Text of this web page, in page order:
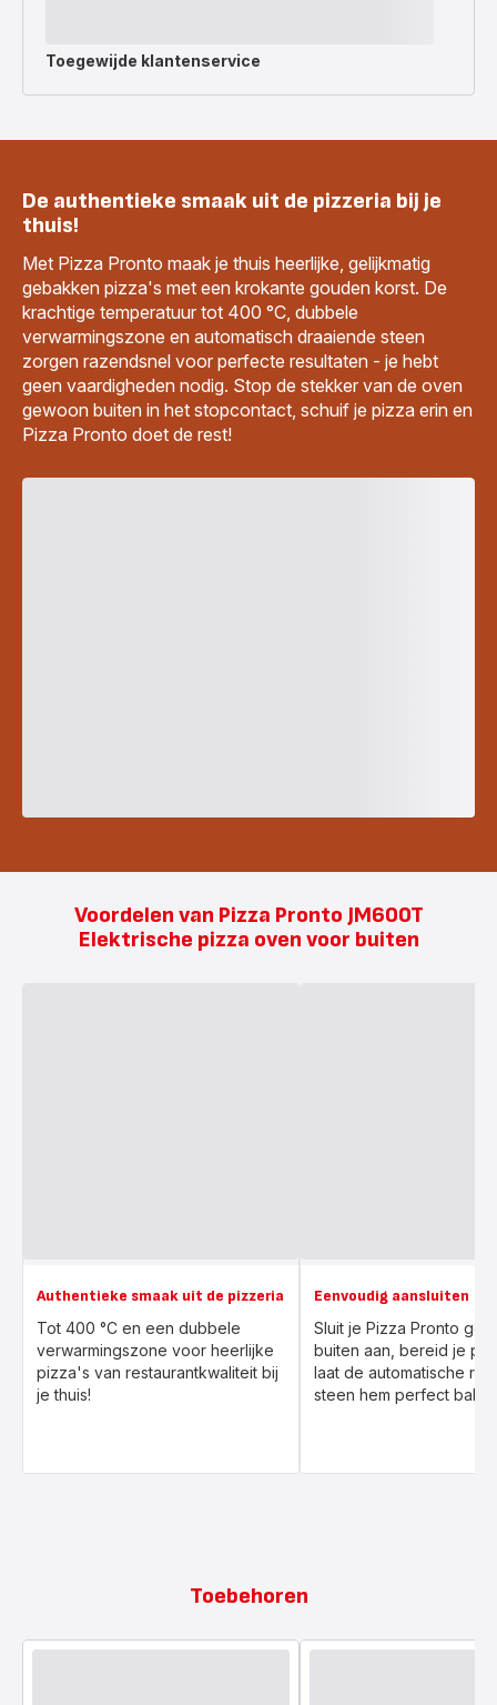
Toegewijde klantenservice
De authentieke smaak uit de pizzeria bij je
thuis!
Met Pizza Pronto maak je thuis heerlijke, gelijkmatig
gebakken pizza's met een krokante gouden korst. De
krachtige temperatuur tot 400 °C, dubbele
verwarmingszone en automatisch draaiende steen
zorgen razendsnel voor perfecte resultaten - je hebt
geen vaardigheden nodig. Stop de stekker van de oven
gewoon buiten in het stopcontact, schuif je pizza erin en
Pizza Pronto doet de rest!
Voordelen van Pizza Pronto JM600T
Elektrische pizza oven voor buiten
Authentieke smaak uit de pizzeria
Tot 400 °C en een dubbele
verwarmingszone voor heerlijke
pizza's van restaurantkwaliteit bij
je thuis!
Eenvoudig aansluiten
Sluit je Pizza Pronto
buiten aan, bereid je
laat de automatische
steen hem perfect
Toebehoren